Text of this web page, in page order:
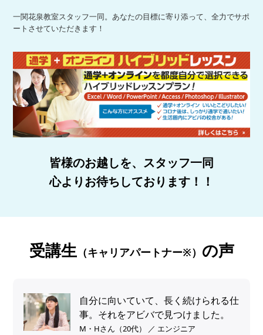
一関花泉教室スタッフ一同。あなたの目標に寄り添って、全力でサポ
ートさせていただきます！
皆様のお越しを、スタッフ一同
心よりお待ちしております！！
受講生（キャリアパートナー※） の声
自分に向いていて、長く続けられる仕
事。それをアビバで見つけました。
M・Hさん（20代） ／ エンジニア